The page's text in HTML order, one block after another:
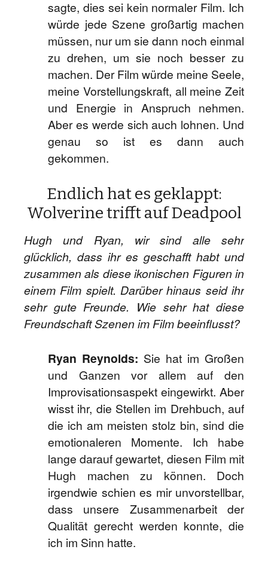
sagte, dies sei kein normaler Film. Ich
würde jede Szene großartig machen
müssen, nur um sie dann noch einmal
zu drehen, um sie noch besser zu
machen. Der Film würde meine Seele,
meine Vorstellungskraft, all meine Zeit
und Energie in Anspruch nehmen.
Aber es werde sich auch lohnen. Und
genau so ist es dann auch
gekommen.
Endlich hat es geklappt:
Wolverine trifft auf Deadpool
Hugh und Ryan, wir sind alle sehr
glücklich, dass ihr es geschafft habt und
zusammen als diese ikonischen Figuren in
einem Film spielt. Darüber hinaus seid ihr
sehr gute Freunde. Wie sehr hat diese
Freundschaft Szenen im Film beeinflusst?
Ryan Reynolds: Sie hat im Großen
und Ganzen vor allem auf den
Improvisationsaspekt eingewirkt. Aber
wisst ihr, die Stellen im Drehbuch, auf
die ich am meisten stolz bin, sind die
emotionaleren Momente. Ich habe
lange darauf gewartet, diesen Film mit
Hugh machen zu können. Doch
irgendwie schien es mir unvorstellbar,
dass unsere Zusammenarbeit der
Qualität gerecht werden konnte, die
ich im Sinn hatte.